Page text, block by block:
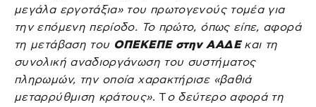
μεγάλα εργοτάξια» του πρωτογενούς τομέα για
την επόμενη περίοδο. Το πρώτο, όπως είπε, αφορά
τη μετάβαση του ΟΠΕΚΕΠΕ στην ΑΑΔΕκαι τη
συνολική αναδιοργάνωση του συστήματος
πληρωμών, την οποία χαρακτήρισε «βαθιά
μεταρρύθμιση κράτους». Το δεύτερο αφορά τη